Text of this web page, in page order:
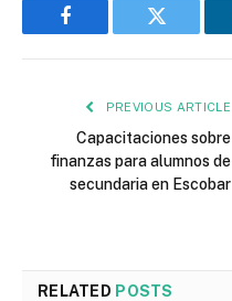
Facebook Twitter
PREVIOUS ARTICLE
Capacitaciones sobre
finanzas para alumnos de
secundaria en Escobar
RELATED POSTS